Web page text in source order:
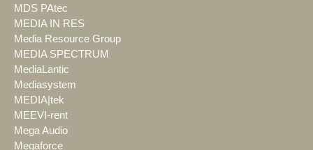
MDS PAtec
MEDIA IN RES
Media Resource Group
MEDIA SPECTRUM
MediaLantic
Mediasystem
MEDIA|tek
MEEVI-rent
Mega Audio
Megaforce